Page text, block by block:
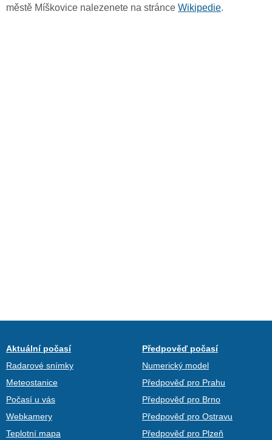
městě Míškovice nalezenete na stránce Wikipedie.
Aktuální počasí
Radarové snímky
Meteostanice
Počasí u vás
Webkamery
Teplotní mapa
Předpověď počasí
Numerický model
Předpověď pro Prahu
Předpověď pro Brno
Předpověď pro Ostravu
Předpověď pro Plzeň